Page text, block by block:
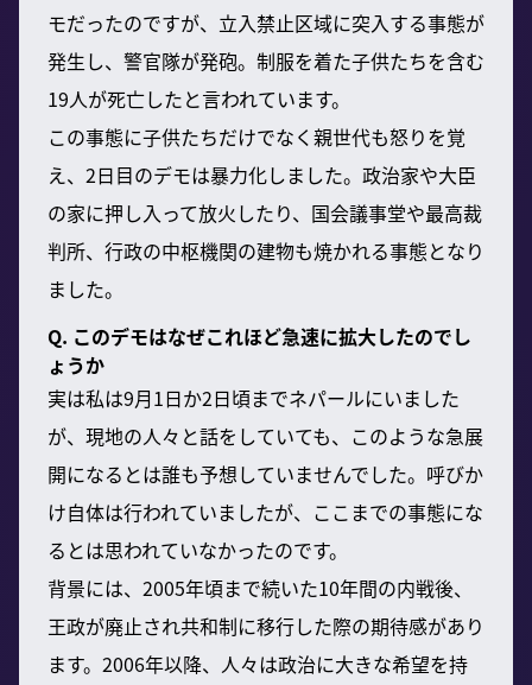
モだったのですが、立入禁止区域に突入する事態が
発生し、警官隊が発砲。制服を着た子供たちを含む
19人が死亡したと言われています。
この事態に子供たちだけでなく親世代も怒りを覚
え、2日目のデモは暴力化しました。政治家や大臣
の家に押し入って放火したり、国会議事堂や最高裁
判所、行政の中枢機関の建物も焼かれる事態となり
ました。
Q. このデモはなぜこれほど急速に拡大したのでし
ょうか
実は私は9月1日か2日頃までネパールにいました
が、現地の人々と話をしていても、このような急展
開になるとは誰も予想していませんでした。呼びか
け自体は行われていましたが、ここまでの事態にな
るとは思われていなかったのです。
背景には、2005年頃まで続いた10年間の内戦後、
王政が廃止され共和制に移行した際の期待感があり
ます。2006年以降、人々は政治に大きな希望を持